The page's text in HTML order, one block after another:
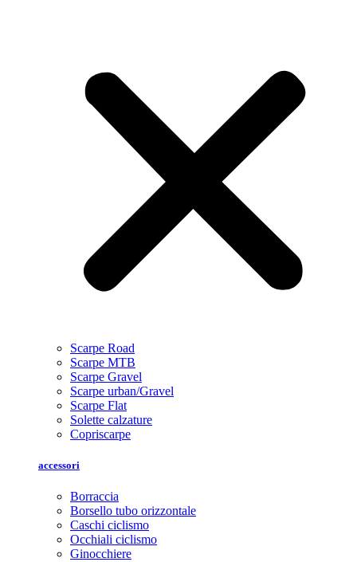
Scarpe Road
Scarpe MTB
Scarpe Gravel
Scarpe urban/Gravel
Scarpe Flat
Solette calzature
Copriscarpe
accessori
Borraccia
Borsello tubo orizzontale
Caschi ciclismo
Occhiali ciclismo
Ginocchiere